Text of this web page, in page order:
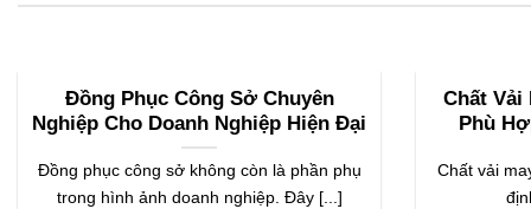
Đồng Phục Công Sở Chuyên
Nghiệp Cho Doanh Nghiệp Hiện Đại
Đồng phục công sở không còn là phần phụ
trong hình ảnh doanh nghiệp. Đây [...]
Chất Vải
Phù
Chất vải